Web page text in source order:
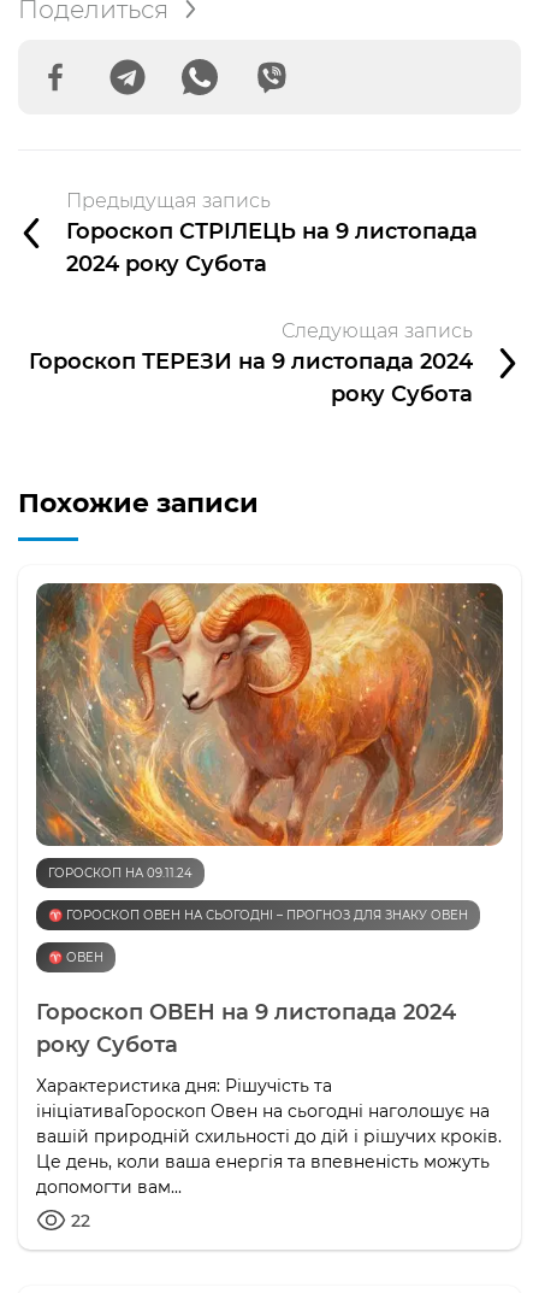
Поделиться
Предыдущая запись
Гороскоп СТРІЛЕЦЬ на 9 листопада
2024 року Субота
Следующая запись
Гороскоп ТЕРЕЗИ на 9 листопада 2024
року Субота
Похожие записи
ГОРОСКОП НА 09.11.24
♈️ ГОРОСКОП ОВЕН НА СЬОГОДНІ – ПРОГНОЗ ДЛЯ ЗНАКУ ОВЕН
♈️ ОВЕН
Гороскоп ОВЕН на 9 листопада 2024
року Субота
Характеристика дня: Рішучість та
ініціативаГороскоп Овен на сьогодні наголошує на
вашій природній схильності до дій і рішучих кроків.
Це день, коли ваша енергія та впевненість можуть
допомогти вам...
22